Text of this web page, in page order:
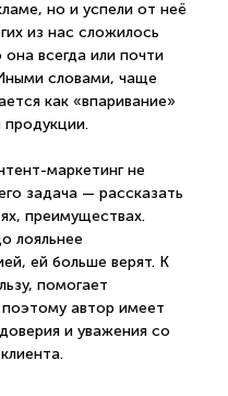
но и успели от неё
из нас сложилось
всегда или почти
словами, чаще
как «впаривание»
продукции.
маркетинг не
задача — рассказать
преимуществах.
лояльнее
ей больше верят. К
помогает
автор имеет
и уважения со